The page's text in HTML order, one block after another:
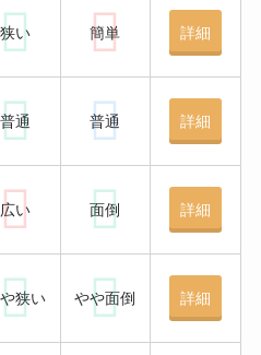
狭い 簡単 詳細
普通 普通 詳細
広い 面倒 詳細
狭い やや面倒 詳細